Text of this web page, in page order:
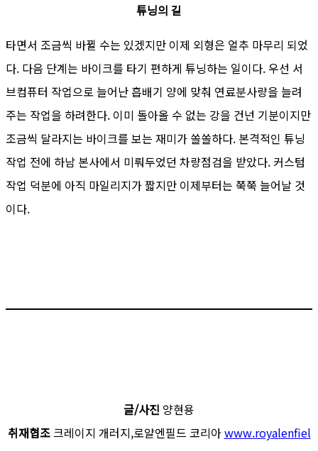
튜닝의 길
타면서 조금씩 바뀔 수는 있겠지만 이제 외형은 얼추 마무리 되었
다. 다음 단계는 바이크를 타기 편하게 튜닝하는 일이다. 우선 서
브컴퓨터 작업으로 늘어난 흡배기 양에 맞춰 연료분사량을 늘려
주는 작업을 하려한다. 이미 돌아올 수 없는 강을 건넌 기분이지만
조금씩 달라지는 바이크를 보는 재미가 쏠쏠하다. 본격적인 튜닝
작업 전에 하남 본사에서 미뤄두었던 차량점검을 받았다. 커스텀
작업 덕분에 아직 마일리지가 짧지만 이제부터는 쭉쭉 늘어날 것
이다.
글/사진 양현용
취재협조 크레이지 개러지,로얄엔필드 코리아www.royalenfiel